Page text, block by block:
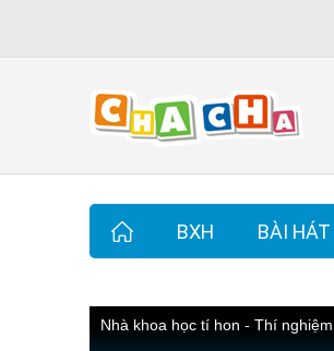
BXH BÀI HÁT
Nhà khoa học tí hon - Thí